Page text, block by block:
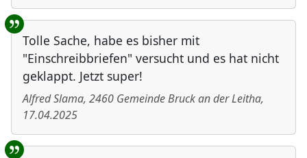
Tolle Sache, habe es bisher mit
"Einschreibbriefen" versucht und es hat nicht
geklappt. Jetzt super!
Alfred Slama, 2460 Gemeinde Bruck an der Leitha,
17.04.2025